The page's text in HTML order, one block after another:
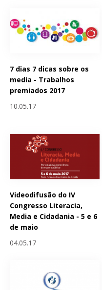
7 dias 7 dicas sobre os
media - Trabalhos
premiados 2017
10.05.17
Videodifusão do IV
Congresso Literacia,
Media e Cidadania - 5 e 6
de maio
04.05.17